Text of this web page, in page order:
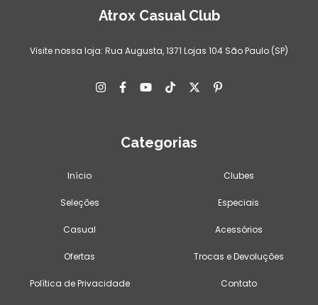
Atrox Casual Club
Visite nossa loja: Rua Augusta, 1371 Lojas 104 São Paulo (SP)
Categorias
Início Clubes
Seleções Especiais
Casual Acessórios
Ofertas Trocas e Devoluções
Política de Privacidade Contato